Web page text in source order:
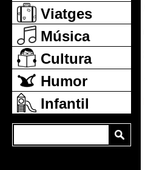
Viatges
Música
Cultura
Humor
Infantil